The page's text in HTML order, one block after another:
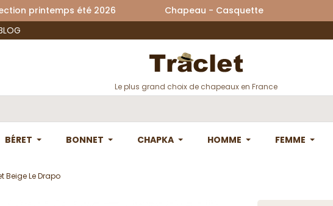
printemps été 2026 Chapeau - Casquette
Le plus grand choix de chapeaux en France
BÉRET BONNET CHAPKA HOMME FEMME
Beige Le Drapo